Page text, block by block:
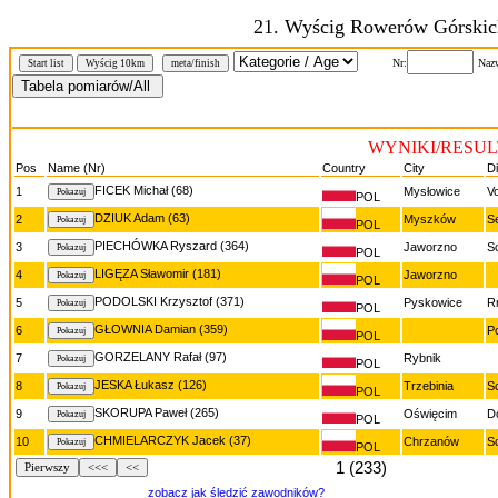
21. Wyścig Rowerów
Start list Wyścig 10km meta/finish Nr:
WYNIKI/
Pos Name (Nr) Country City
1
FICEK Michał (68) POL Mysłowice
2 DZIUK Adam (63) POL Myszków
3 PIECHÓWKA Ryszard (364) POL Jaworzno
4 LIGĘZA Sławomir (181) POL Jaworzno
5 PODOLSKI Krzysztof (371) POL Pyskowice
6 GŁOWNIA Damian (359) POL
7 GORZELANY Rafał (97) POL Rybnik
8 JESKA Łukasz (126) POL Trzebinia
9 SKORUPA Paweł (265) POL Oświęcim
10 CHMIELARCZYK Jacek (37) POL Chrzanów
Pierwszy <<< << 1 (233)
zobacz jak śledzić zawodników?